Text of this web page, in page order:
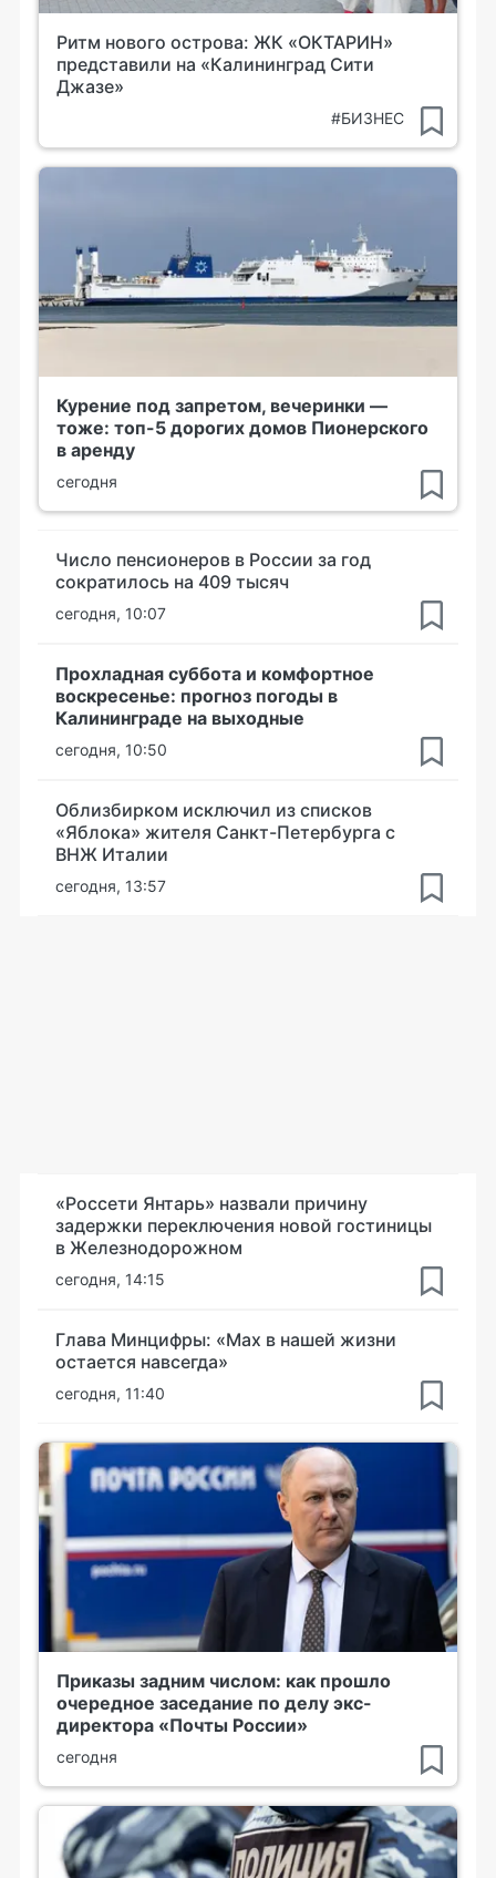
Ритм нового острова: ЖК «ОКТАРИН»
представили на «Калининград Сити
Джазе»
#БИЗНЕС
Курение под запретом, вечеринки —
тоже: топ-5 дорогих домов Пионерского
в аренду
сегодня
Число пенсионеров в России за год
сократилось на 409 тысяч
сегодня, 10:07
Прохладная суббота и комфортное
воскресенье: прогноз погоды в
Калининграде на выходные
сегодня, 10:50
Облизбирком исключил из списков
«Яблока» жителя Санкт-Петербурга с
ВНЖ Италии
сегодня, 13:57
«Россети Янтарь» назвали причину
задержки переключения новой гостиницы
в Железнодорожном
сегодня, 14:15
Глава Минцифры: «Мах в нашей жизни
остается навсегда»
сегодня, 11:40
Приказы задним числом: как прошло
очередное заседание по делу экс-
директора «Почты России»
сегодня